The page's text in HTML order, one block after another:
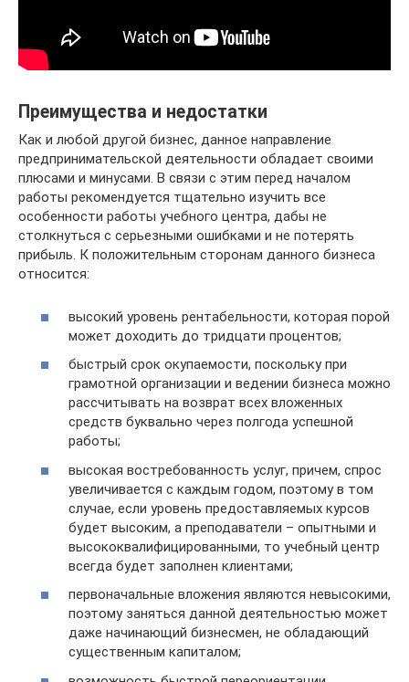
Преимущества и недостатки
Как и любой другой бизнес, данное направление
предпринимательской деятельности обладает своими
плюсами и минусами. В связи с этим перед началом
работы рекомендуется тщательно изучить все
особенности работы учебного центра, дабы не
столкнуться с серьезными ошибками и не потерять
прибыль. К положительным сторонам данного бизнеса
относится:
высокий уровень рентабельности, которая порой
может доходить до тридцати процентов;
быстрый срок окупаемости, поскольку при
грамотной организации и ведении бизнеса можно
рассчитывать на возврат всех вложенных
средств буквально через полгода успешной
работы;
высокая востребованность услуг, причем, спрос
увеличивается с каждым годом, поэтому в том
случае, если уровень предоставляемых курсов
будет высоким, а преподаватели – опытными и
высококвалифицированными, то учебный центр
всегда будет заполнен клиентами;
первоначальные вложения являются невысокими,
поэтому заняться данной деятельностью может
даже начинающий бизнесмен, не обладающий
существенным капиталом;